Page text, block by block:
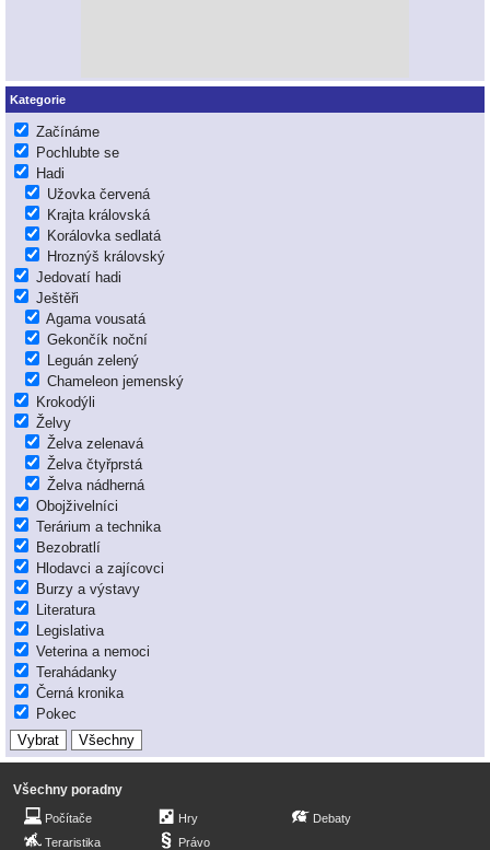
Kategorie
Začínáme
Pochlubte se
Hadi
Užovka červená
Krajta královská
Korálovka sedlatá
Hroznýš královský
Jedovatí hadi
Ještěři
Agama vousatá
Gekončík noční
Leguán zelený
Chameleon jemenský
Krokodýli
Želvy
Želva zelenavá
Želva čtyřprstá
Želva nádherná
Obojživelníci
Terárium a technika
Bezobratlí
Hlodavci a zajícovci
Burzy a výstavy
Literatura
Legislativa
Veterina a nemoci
Terahádanky
Černá kronika
Pokec
Všechny poradny
Počítače
Teraristika
Hry
Právo
Debaty